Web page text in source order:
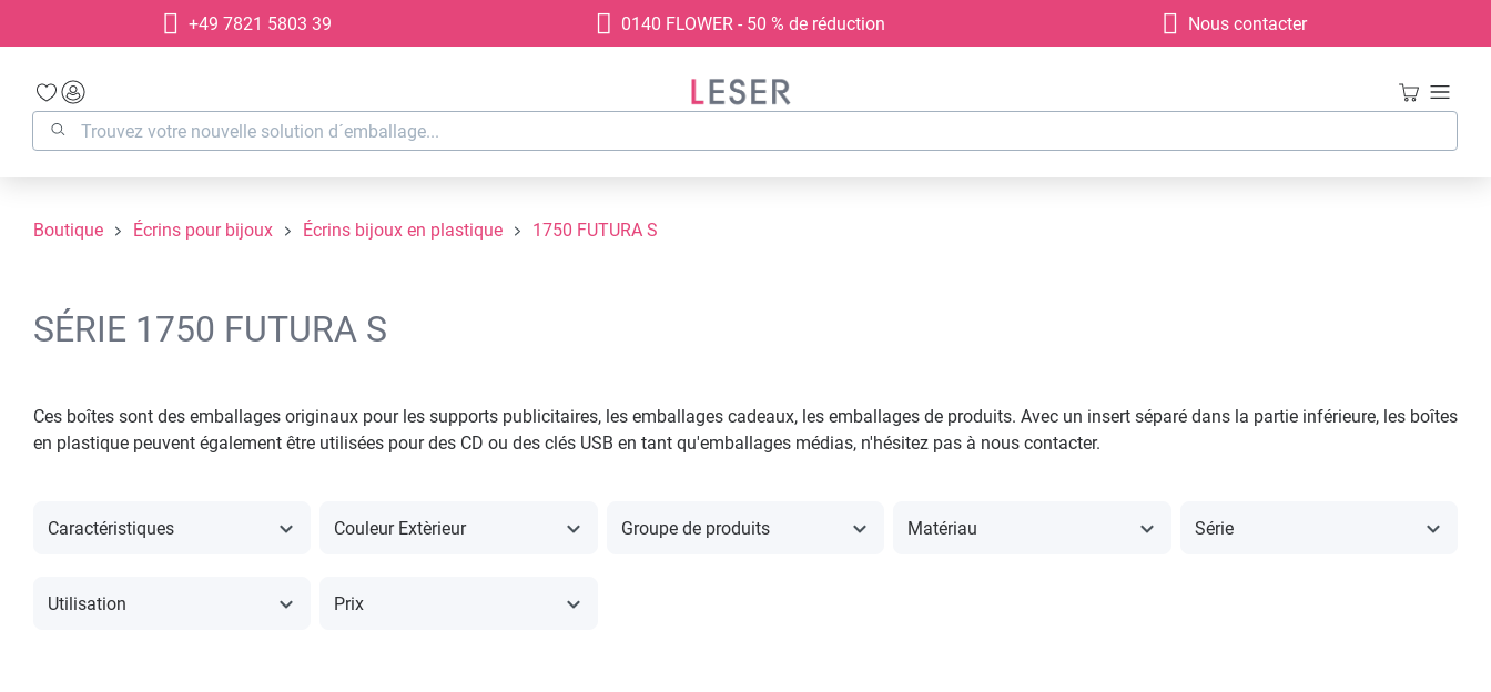
Passer à la navigation principale
+49 7821 5803 39 0140 FLOWER - 50 % de réduction Nous contacter
Boutique Écrins pour bijoux Écrins bijoux en plastique 1750 FUTURA S
SÉRIE 1750 FUTURA S
Ces boîtes sont des emballages originaux pour les supports publicitaires, les emballages cadeaux, les emballages de produits. Avec un insert séparé dans la partie inférieure, les boîtes
en plastique peuvent également être utilisées pour des CD ou des clés USB en tant qu'emballages médias, n'hésitez pas à nous contacter.
Caractéristiques Couleur Extèrieur Groupe de produits Matériau Série
Utilisation Prix